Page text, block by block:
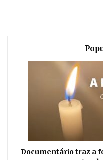
Documentário traz a